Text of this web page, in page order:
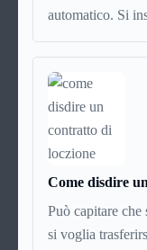
automatico. Si
password, si
leggerle
spesso senza
entrando.
Come disdire
corretto ed
Può capitare
si voglia